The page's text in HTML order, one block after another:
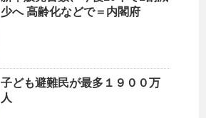
少へ 高齢化などで＝内閣府
子ども避難民が最多１９００万
人